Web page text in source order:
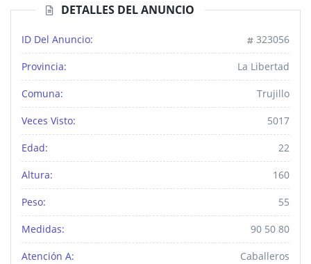
DETALLES DEL ANUNCIO
ID Del Anuncio: 323056
Provincia: La Libertad
Comuna: Trujillo
Veces Visto: 5017
Edad: 22
Altura: 160
Peso: 55
Medidas: 90 50 80
Atención A: Caballeros